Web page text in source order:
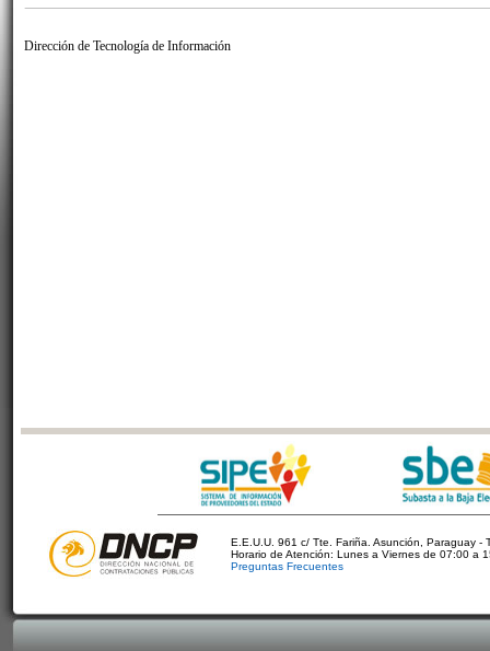
Dirección de Tecnología de Información
E.E.U.U. 961 c/ Tte. Fariña. Asunción, Paraguay -
Horario de Atención: Lunes a Viernes de 07:00 a
Preguntas Frecuentes